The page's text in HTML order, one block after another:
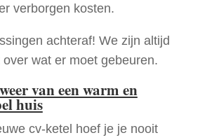
verborgen kosten.
achteraf! We zijn altijd
wat er moet gebeuren.
van een warm en
huis
cv-ketel hoef je je nooit